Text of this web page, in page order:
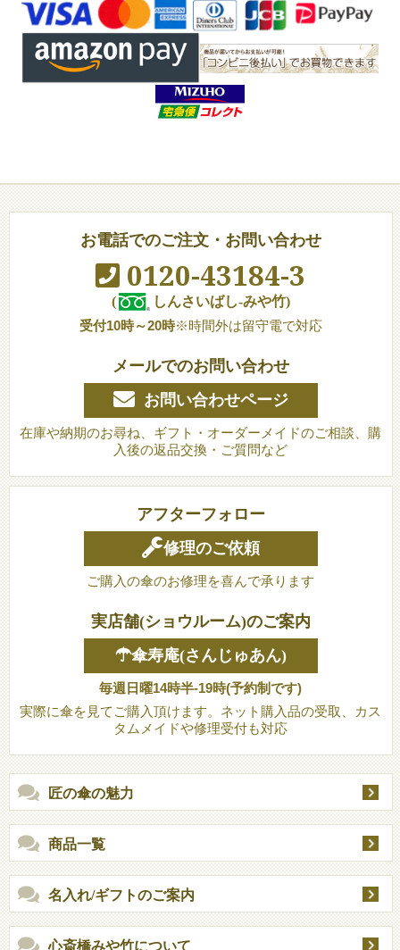
お電話でのご注文・お問い合わせ
0120-43184-3
(
しんさいばし-みや竹)
受付10時～20時※時間外は留守電で対応
メールでのお問い合わせ
お問い合わせページ
在庫や納期のお尋ね、ギフト・オーダーメイドのご相談、購
入後の返品交換・ご質問など
アフターフォロー
修理のご依頼
ご購入の傘のお修理を喜んで承ります
実店舗(ショウルーム)のご案内
☂傘寿庵(さんじゅあん)
毎週日曜14時半-19時(予約制です)
実際に傘を見てご購入頂けます。ネット購入品の受取、カス
タムメイドや修理受付も対応
匠の傘の魅力
商品一覧
名入れ/ギフトのご案内
心斎橋みや竹について